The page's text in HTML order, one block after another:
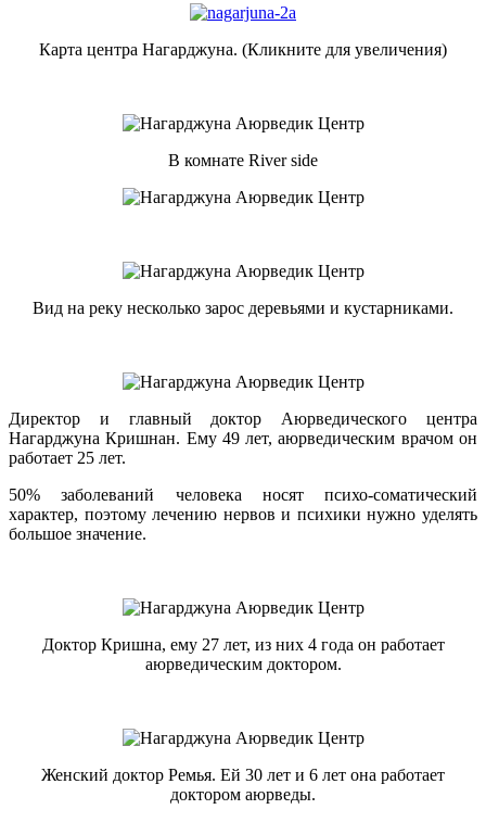
Карта центра Нагарджуна. (Кликните для увеличения)
В комнате River side
Вид на реку несколько зарос деревьями и кустарниками.
Директор и главный доктор Аюрведического центра
Нагарджуна Кришнан. Ему 49 лет, аюрведическим врачом он
работает 25 лет.
50% заболеваний человека носят психо-соматический
характер, поэтому лечению нервов и психики нужно уделять
большое значение.
Доктор Кришна, ему 27 лет, из них 4 года он работает
аюрведическим доктором.
Женский доктор Ремья. Ей 30 лет и 6 лет она работает
доктором аюрведы.